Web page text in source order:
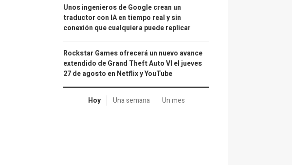
Unos ingenieros de Google crean un
traductor con IA en tiempo real y sin
conexión que cualquiera puede replicar
Rockstar Games ofrecerá un nuevo avance
extendido de Grand Theft Auto VI el jueves
27 de agosto en Netflix y YouTube
Hoy Una semana Un mes